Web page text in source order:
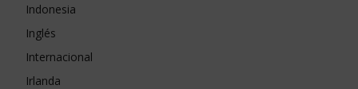
Indonesia
Inglés
Internacional
Irlanda